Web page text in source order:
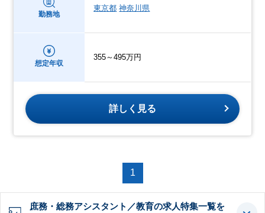
勤務地
東京都 神奈川県
想定年収
355～495万円
詳しく見る
1
庶務・総務アシスタント／教育の求人特集一覧を